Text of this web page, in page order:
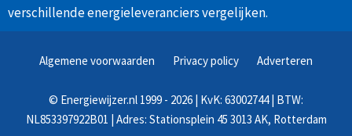
verschillende energieleveranciers vergelijken.
Algemene voorwaarden Privacy policy Adverteren
© Energiewijzer.nl 1999 - 2026 | KvK: 63002744 | BTW:
NL853397922B01 | Adres: Stationsplein 45 3013 AK, Rotterdam